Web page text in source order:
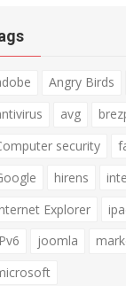
Angry Birds
avg
security
hirens
Explorer
joomla